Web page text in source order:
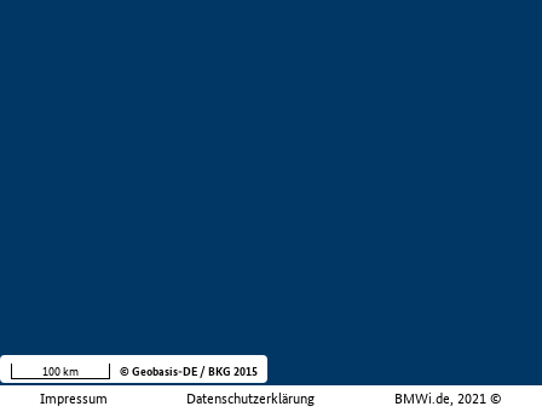
Impressum Datenschutzerklärung BMWi.de, 2021 ©
100 km © Geobasis-DE / BKG 2015